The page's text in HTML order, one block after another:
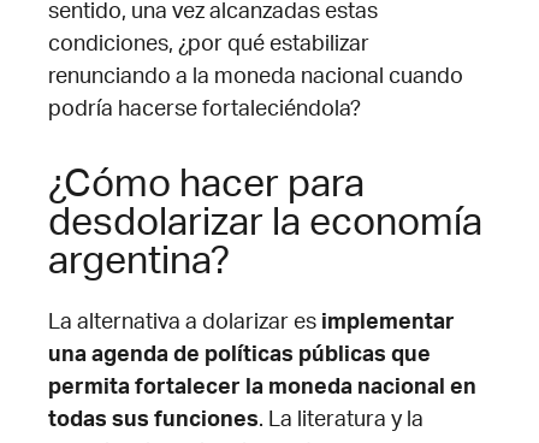
sentido, una vez alcanzadas estas
condiciones, ¿por qué estabilizar
renunciando a la moneda nacional cuando
podría hacerse fortaleciéndola?
¿Cómo hacer para
desdolarizar la economía
argentina?
La alternativa a dolarizar es implementar
una agenda de políticas públicas que
permita fortalecer la moneda nacional en
todas sus funciones. La literatura y la